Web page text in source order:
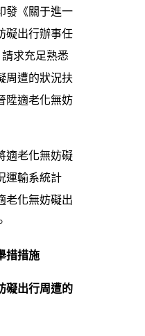
發《關于進一
礙出行辦事任
求充足熟悉
周遭的狀況扶
陞適老化無妨
適老化無妨礙
運輸系統計
老化無妨礙出
措措施
礙出行周遭的